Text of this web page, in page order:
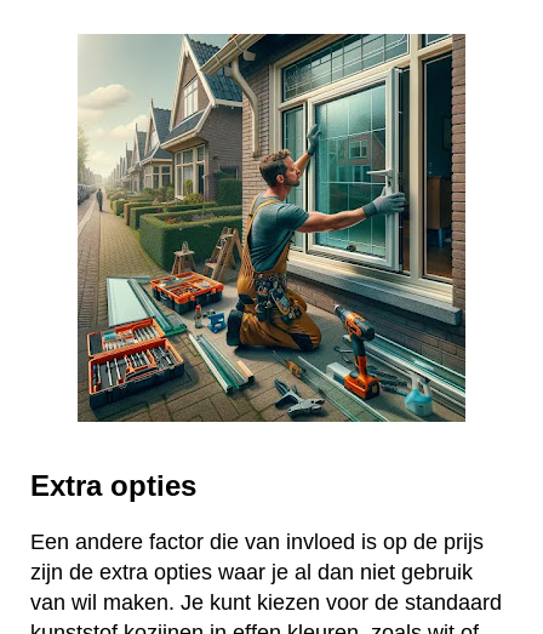
Extra opties
Een andere factor die van invloed is op de prijs
zijn de extra opties waar je al dan niet gebruik
van wil maken. Je kunt kiezen voor de standaard